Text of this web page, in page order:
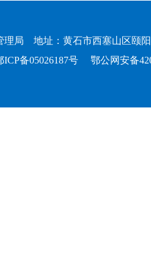
理局 地址：黄石市西塞山区颐
ICP备05026187号 鄂公网安备